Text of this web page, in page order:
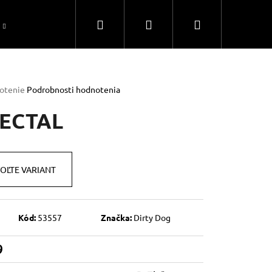
Ako si vybrať slnečné okuliare Dirty Dog
Hľadať PrihlásenieNákupný
Podrobnosti hodnotenia
VARIANT
Kód: 53557 Značka: Dirty Dog